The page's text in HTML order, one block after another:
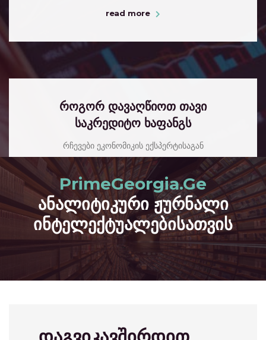
read more
როგორ დავაღწიოთ თავი
საკრედიტო ხაფანგს
რჩევები ეკონომიკის ექსპერტისაგან
read more
PrimeGeorgia.Ge
ანალიტიკური ჟურნალი
ინტელექტუალებისათვის